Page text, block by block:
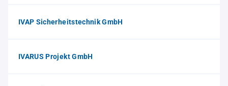
IVAP Sicherheitstechnik GmbH
IVARUS Projekt GmbH